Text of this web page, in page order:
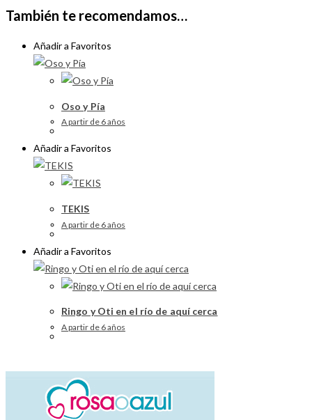
También te recomendamos…
Añadir a Favoritos
Oso y Pía
A partir de 6 años
Añadir a Favoritos
TEKIS
A partir de 6 años
Añadir a Favoritos
Ringo y Oti en el río de aquí cerca
A partir de 6 años